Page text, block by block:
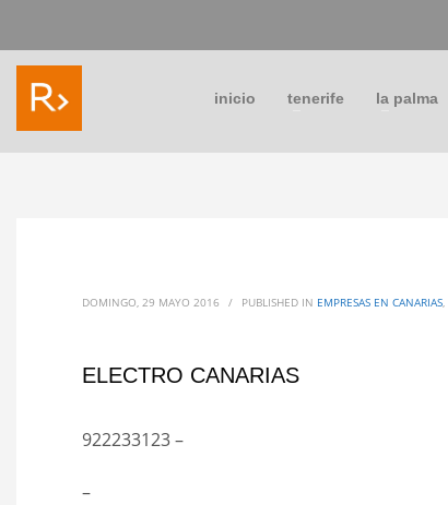
inicio tenerife la palma
DOMINGO, 29 MAYO 2016 / PUBLISHED IN EMPRESAS EN CANARIAS,
ELECTRO CANARIAS
922233123 –
–